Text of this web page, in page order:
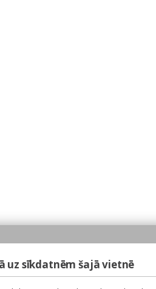
uz sīkdatnēm šajā vietnē